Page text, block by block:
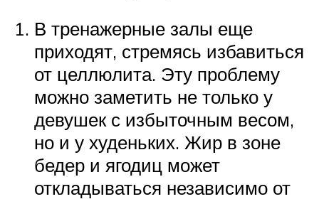
В тренажерные залы еще
приходят, стремясь избавиться
от целлюлита. Эту проблему
можно заметить не только у
девушек с избыточным весом,
но и у худеньких. Жир в зоне
бедер и ягодиц может
откладываться независимо от